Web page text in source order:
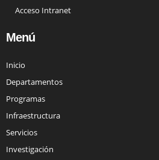
Acceso Intranet
Menú
Inicio
Departamentos
Programas
Infraestructura
Servicios
Investigación